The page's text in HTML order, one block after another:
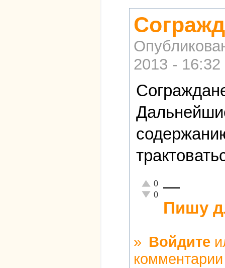
2013 - 16:32
Отлично!
0
Неадекватно!
0 —
Пишу
» Войдите
комментарии